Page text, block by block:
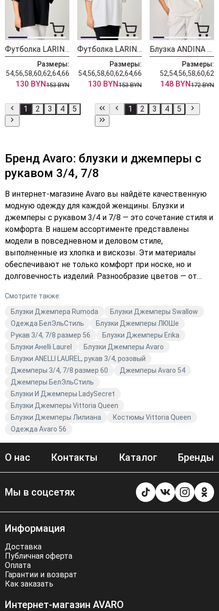
Футболка LARINI 089 черный
Размеры:
54,56,58,60,62,64,66
130 BYN153 BYN
Футболка LARINI 089 белый
Размеры:
54,56,58,60,62,64,66
130 BYN153 BYN
Блузка ANDINA CITY 3022-26 белый
Размеры:
52,54,56,58,60,62
148 BYN172 BYN
1 2 3 4 5 1 2 3 4 5
Бренд Avaro: блузки и джемперы с
рукавом 3/4, 7/8
В интернет-магазине Avaro вы найдёте качественную
модную одежду для каждой женщины. Блузки и
джемперы с рукавом 3/4 и 7/8 — это сочетание стиля и
комфорта. В нашем ассортименте представлены
модели в повседневном и деловом стиле,
выполненные из хлопка и вискозы. Эти материалы
обеспечивают не только комфорт при носке, но и
долговечность изделий. Разнообразие цветов — от
оттенков — позволяет каждой женщине подобрать
идеальный вариант для себя. Магазин Avaro следит за
актуальными трендами и предлагает вам одежду,
которая подчеркнёт вашу индивидуальность и станет
отличным дополнением к вашему гардеробу. Вы
найдёте как повседневные модели для расслабленных
образов, так и более строгие варианты для деловых
встреч. Создавайте стильные образы с Avaro!
Смотрите также:
Блузки Джемпера Rumoda
Блузки Джемперы Swallow
Одежда БелЭльСтиль
Блузки Джемперы ЛЮШе
Рукав 3/4, 7/8 размер 56
Блузки Джемперы Erika
Блузки Анelli Laurel
Блузки Джемперы Avaro
Блузки ANELLI LAUREL, рукав 3/4, розовый
Джемперы 3/4, 7/8 размер 60
Джемперы Avaro 54
Джемперы БелЭльСтиль
Блузки И Джемперы LadySecret
Блузки Джемперы Vittoria Queen
Блузки Джемперы Лилиана
Костюмы Vittoria Queen
Одежда Avaro 56
О нас Контакты Каталог Бренды
Мы в соцсетях
Информация
Доставка
Публичная оферта
Оплата
Гарантии и возврат
Как заказать
Интернет-магазин AVARO